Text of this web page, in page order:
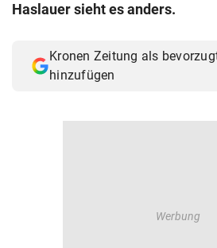
© Krone Multimedia GmbH & Co KG
Muthgasse 2, 1190 Wien
Haslauer sieht es anders.
Kronen Zeitung als
hinzufügen